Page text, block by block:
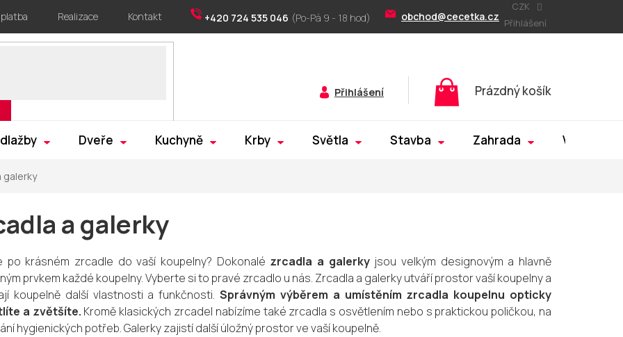
+420 724 535 046 obchod@cecetka.cz
Realizace Kontakt
CZK
Přihlášení
Přihlášení
Nákupní
košík
Prázdný košík
Dveře Kuchyně Krby Světla Stavba Zahrada Výprodej
galerky
a galerky
po krásném zrcadle do vaší koupelny? Dokonalé zrcadla a galerkyjsou velkým designovým a hlavně
prvkem každé koupelny. Vyberte si to pravé zrcadlo u nás. Zrcadla a galerky utváří prostor vaší koupelny a
koupelně další vlastnosti a funkčnosti. Správným výběrem a umístěním zrcadla koupelnu opticky
a zvětšíte. Kromě klasických zrcadel nabízíme také zrcadla s osvětlením nebo s praktickou poličkou, na
hygienických potřeb. Galerky zajistí další úložný prostor ve vaší koupelně.